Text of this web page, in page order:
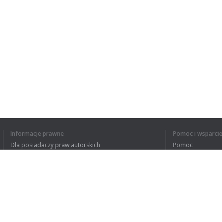
Informacje prawne
Dla posiadaczy praw autorskich
Pomoc i wsparcie
Pomoc